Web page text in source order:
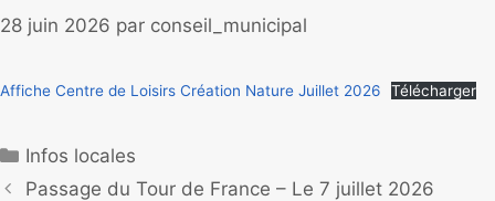
28 juin 2026 par conseil_municipal
Affiche Centre de Loisirs Création Nature Juillet 2026 Télécharger
Infos locales
Passage du Tour de France – Le 7 juillet 2026